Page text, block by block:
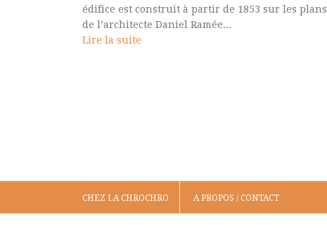
édifice est construit à partir de 1853 sur les plans
de l’architecte Daniel Ramée...
Lire la suite
CHEZ LA CHROCHRO A PROPOS / CONTACT